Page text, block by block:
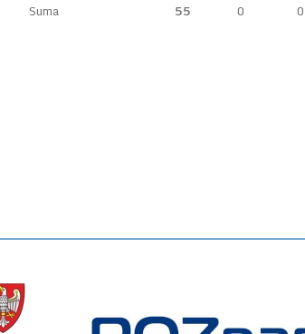
Suma
55 0 0